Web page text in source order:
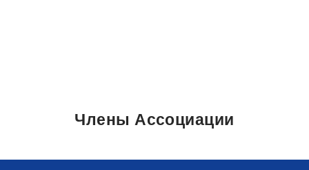
Члены Ассоциации